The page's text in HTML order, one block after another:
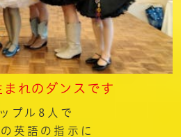
まれのダンスです
プル8人で
英語の指示に